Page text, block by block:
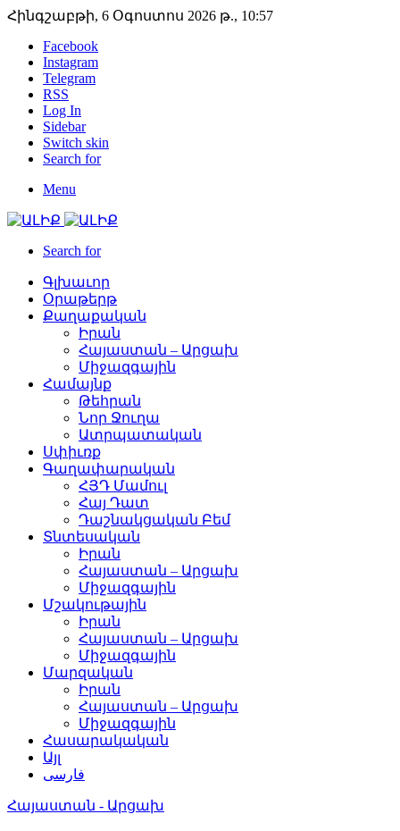
Հինգշաբթի, 6 Օգոստոս 2026 թ., 10:57
Facebook
Instagram
Telegram
RSS
Log In
Sidebar
Switch skin
Search for
Menu
Search for
Գլխաւոր
Օրաթերթ
Քաղաքական
Իրան
Հայաստան – Արցախ
Միջազգային
Համայնք
Թեհրան
Նոր Ջուղա
Ատրպատական
Սփիւռք
Գաղափարական
ՀՅԴ Մամուլ
Հայ Դատ
Դաշնակցական Բեմ
Տնտեսական
Իրան
Հայաստան – Արցախ
Միջազգային
Մշակութային
Իրան
Հայաստան – Արցախ
Միջազգային
Մարզական
Իրան
Հայաստան – Արցախ
Միջազգային
Հասարակական
Այլ
فارسی
Հայաստան - Արցախ